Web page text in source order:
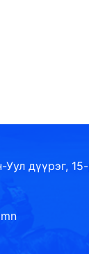
Уул дүүрэг,